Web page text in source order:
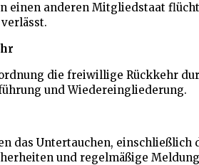
einen anderen Mitgliedstaat
die freiwillige Rückkehr
und Wiedereingliederung.
das Untertauchen, einschließlich
und regelmäßige